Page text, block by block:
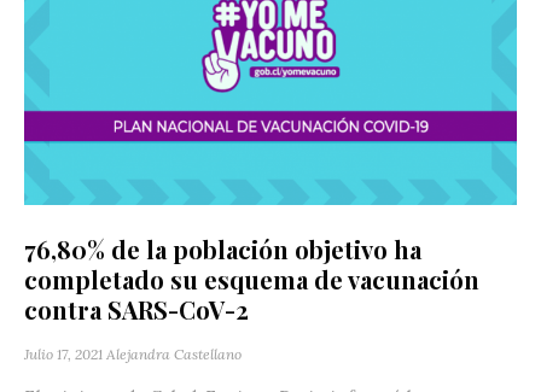
76,80% de la población objetivo ha
completado su esquema de vacunación
contra SARS-CoV-2
Julio 17, 2021 Alejandra Castellano